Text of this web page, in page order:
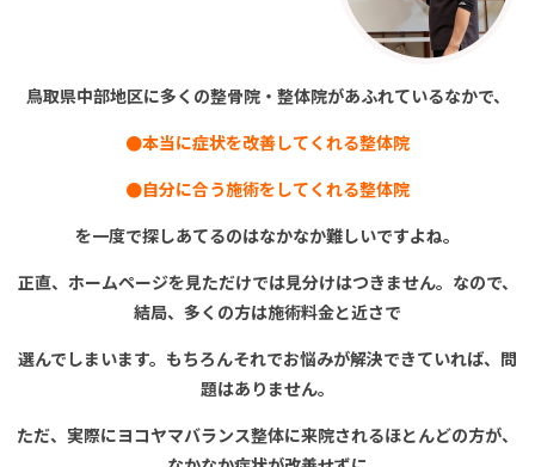
鳥取県中部地区に多くの整骨院・整体院があふれているなかで、
●本当に症状を改善してくれる整体院
●自分に合う施術をしてくれる整体院
を一度で探しあてるのはなかなか難しいですよね。
正直、ホームページを見ただけでは見分けはつきません。 なので、
結局、 多くの方は施術料金と近さで
選んでしまいます。 もちろんそれでお悩みが解決できていれば、 問
題はありません。
ただ、実際にヨコヤマバランス整体に来院されるほとんどの方が、